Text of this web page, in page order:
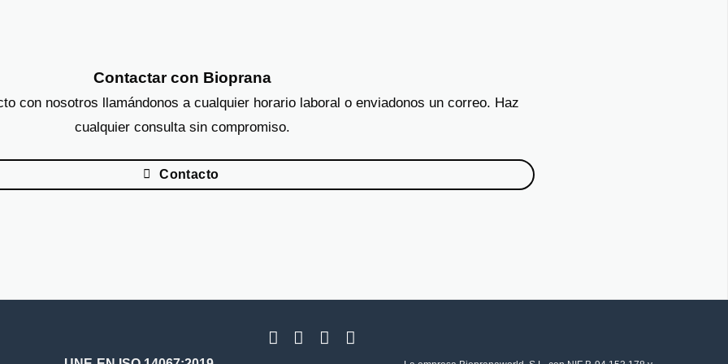
Contactar con Bioprana
con nosotros llamándonos a cualquier horario laboral o enviadonos un correo. Haz
cualquier consulta sin compromiso.
Contacto